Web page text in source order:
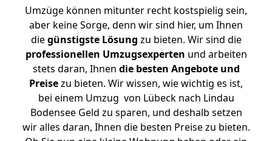
Umzüge können mitunter recht kostspielig sein,
aber keine Sorge, denn wir sind hier, um Ihnen
diegünstigste Lösung zu bieten. Wir sind die
professionellen Umzugsexperten und arbeiten
stets daran, Ihnen die besten Angebote und
Preisezu bieten. Wir wissen, wie wichtig es ist,
bei einem Umzug von Lübeck nach Lindau
Bodensee Geld zu sparen, und deshalb setzen
wir alles daran, Ihnen die besten Preise zu bieten.